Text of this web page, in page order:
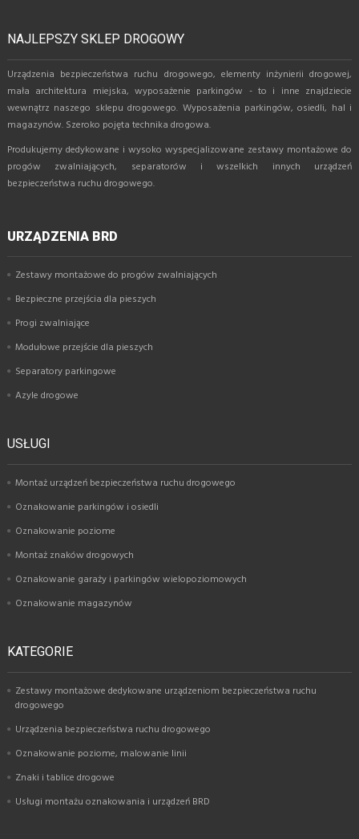
NAJLEPSZY SKLEP DROGOWY
Urządzenia bezpieczeństwa ruchu drogowego, elementy inżynierii drogowej,
mała architektura miejska, wyposażenie parkingów - to i inne znajdziecie
wewnątrz naszego sklepu drogowego. Wyposażenia parkingów, osiedli, hal i
magazynów. Szeroko pojęta technika drogowa.
Produkujemy dedykowane i wysoko wyspecjalizowane zestawy montażowe do
progów zwalniających, separatorów i wszelkich innych urządzeń
bezpieczeństwa ruchu drogowego.
URZĄDZENIA BRD
Zestawy montażowe do progów zwalniających
Bezpieczne przejścia dla pieszych
Progi zwalniające
Modułowe przejście dla pieszych
Separatory parkingowe
Azyle drogowe
USŁUGI
Montaż urządzeń bezpieczeństwa ruchu drogowego
Oznakowanie parkingów i osiedli
Oznakowanie poziome
Montaż znaków drogowych
Oznakowanie garaży i parkingów wielopoziomowych
Oznakowanie magazynów
KATEGORIE
Zestawy montażowe dedykowane urządzeniom bezpieczeństwa ruchu
drogowego
Urządzenia bezpieczeństwa ruchu drogowego
Oznakowanie poziome, malowanie linii
Znaki i tablice drogowe
Usługi montażu oznakowania i urządzeń BRD